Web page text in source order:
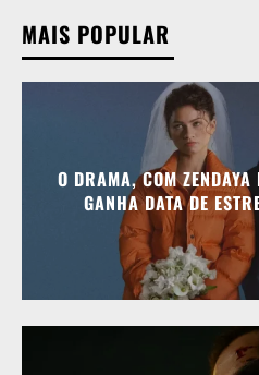
MAIS POPULAR
O DRAMA, COM
GANHA DATA DE